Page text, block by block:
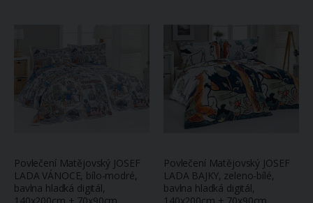
Povlečení Matějovský JOSEF
LADA VÁNOCE, bílo-modré,
bavlna hladká digitál,
Povlečení Matějovský JOSEF
LADA BAJKY, zeleno-bílé,
bavlna hladká digitál,